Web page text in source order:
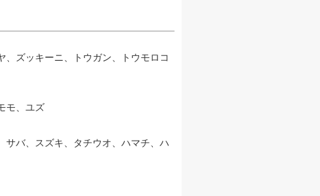
、ズッキーニ、トウガン、トウモロコ
モ、ユズ
サバ、スズキ、タチウオ、ハマチ、ハ